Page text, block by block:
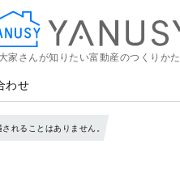
大家さんが知りたい富動産のつくりかた
わせ
れることはありません。